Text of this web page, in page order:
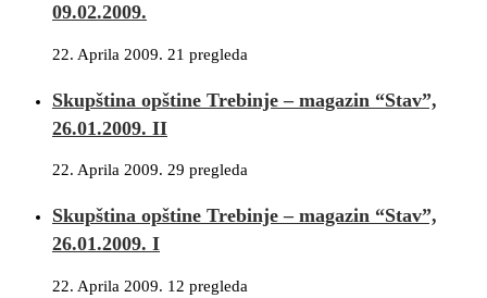
09.02.2009.
22. Aprila 2009. 21 pregleda
Skupština opštine Trebinje – magazin “Stav”,
26.01.2009. II
22. Aprila 2009. 29 pregleda
Skupština opštine Trebinje – magazin “Stav”,
26.01.2009. I
22. Aprila 2009. 12 pregleda